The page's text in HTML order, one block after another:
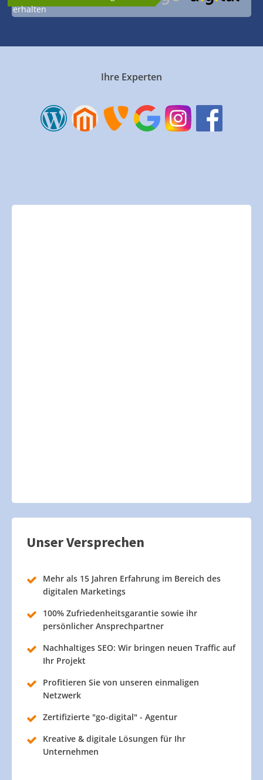
erhalten
Ihre Experten
Unser Versprechen
Mehr als 15 Jahren Erfahrung im Bereich des
digitalen Marketings
100% Zufriedenheitsgarantie sowie ihr
persönlicher Ansprechpartner
Nachhaltiges SEO: Wir bringen neuen Traffic auf
Ihr Projekt
Profitieren Sie von unseren einmaligen
Netzwerk
Zertifizierte "go-digital" - Agentur
Kreative & digitale Lösungen für Ihr
Unternehmen